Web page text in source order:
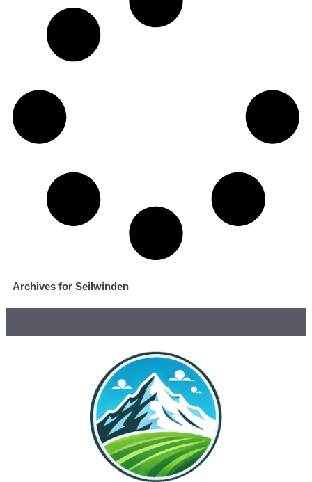
Archives for Seilwinden